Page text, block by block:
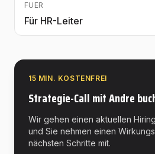
FUER
Für HR-Leiter
15 MIN. KOSTENFREI
Strategie-Call mit Andre
Wir gehen einen aktuellen
und Sie nehmen einen
nächsten Schritte mit.